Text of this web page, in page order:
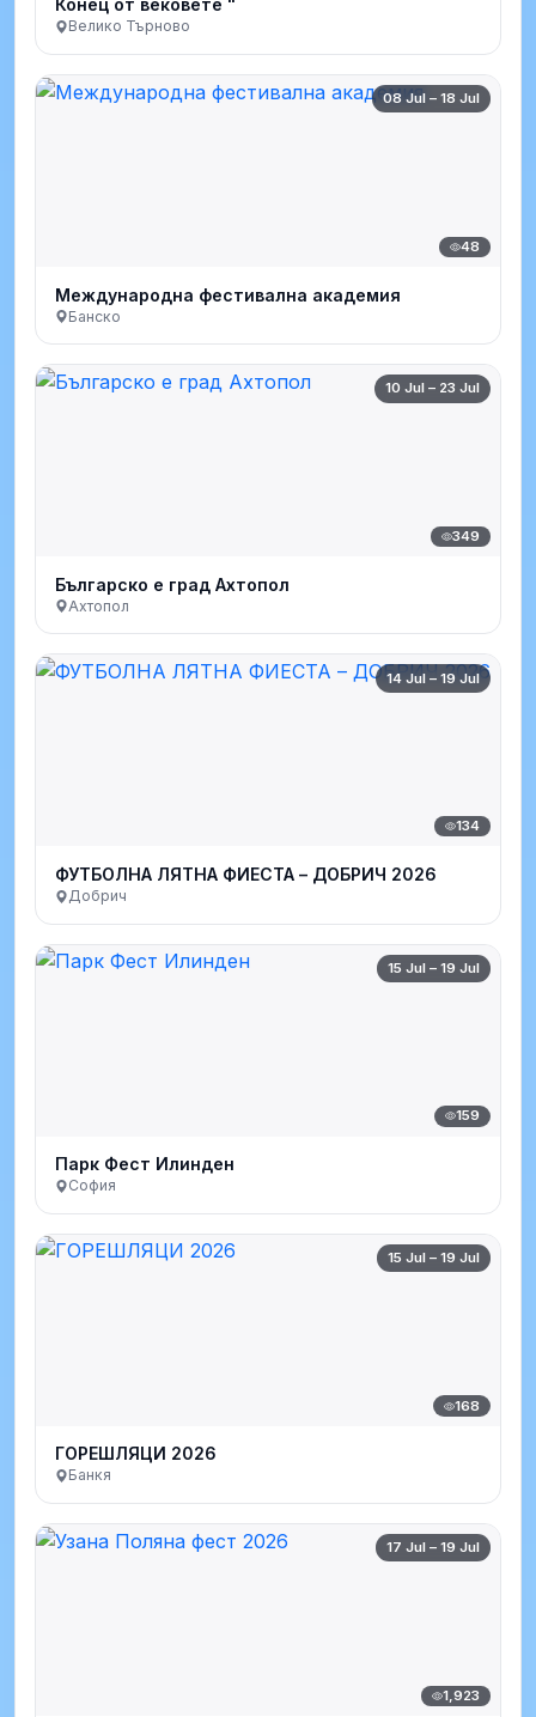
Конец от вековете "
Велико Търново
08 Jul – 18 Jul
48
Международна фестивална академия
Банско
10 Jul – 23 Jul
349
Българско е град Ахтопол
Ахтопол
14 Jul – 19 Jul
134
ФУТБОЛНА ЛЯТНА ФИЕСТА – ДОБРИЧ 2026
Добрич
15 Jul – 19 Jul
159
Парк Фест Илинден
София
15 Jul – 19 Jul
168
ГОРЕШЛЯЦИ 2026
Банкя
17 Jul – 19 Jul
1,923